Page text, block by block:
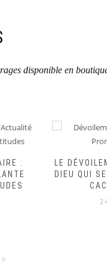
disponible en
LE
EN SE
365
VOUS